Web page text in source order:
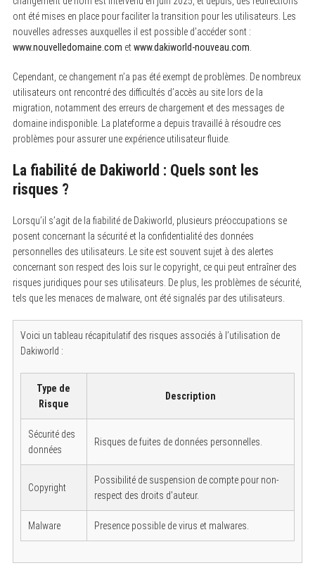
ont été mises en place pour faciliter la transition pour les utilisateurs. Les
nouvelles adresses auxquelles il est possible d’accéder sont :
www.nouvelledomaine.com etwww.dakiworld-nouveau.com
Cependant, ce changement n’a pas été exempt de problèmes. De nombreux
utilisateurs ont rencontré des difficultés d’accès au site lors de la
migration, notamment des erreurs de chargement et des messages de
domaine indisponible. La plateforme a depuis travaillé à résoudre ces
problèmes pour assurer une expérience utilisateur fluide.
La fiabilité de Dakiworld : Quels sont les
risques ?
Lorsqu’il s’agit de la fiabilité de Dakiworld, plusieurs préoccupations se
posent concernant la sécurité et la confidentialité des données
personnelles des utilisateurs. Le site est souvent sujet à des alertes
concernant son respect des lois sur le copyright, ce qui peut entraîner des
risques juridiques pour ses utilisateurs. De plus, les problèmes de sécurité,
tels que les menaces de malware, ont été signalés par des utilisateurs.
Voici un tableau récapitulatif des risques associés à l’utilisation de
Dakiworld :
Type de
Risque
Description
Sécurité des
données
Risques de fuites de données personnelles.
Copyright
Possibilité de suspension de compte pour non-
respect des droits d’auteur.
Malware Presence possible de virus et malwares.